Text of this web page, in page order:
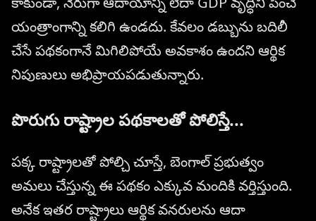
యంత్రాంగాన్ని కలిగి ఉండదు. కేవలం డబ్బును బదిలీ
చేసే పథకంగానే మిగిలిపోయే అవకాశం ఉందని ఆర్థిక
నిపుణులు అభిప్రాయపడుతున్నారు.
పొరుగు రాష్ట్రాల పథకాలతో పోలిస్తే...
పక్క రాష్ట్రాలతో పోల్చి చూస్తే, బెంగాల్ ప్రభుత్వం
అమలు చేస్తున్న ఈ పథకం ఎక్కువ మందికి వర్తిస్తుంది.
అనేక ఇతర రాష్ట్రాలు ఆర్థిక వనరులను ఆదా